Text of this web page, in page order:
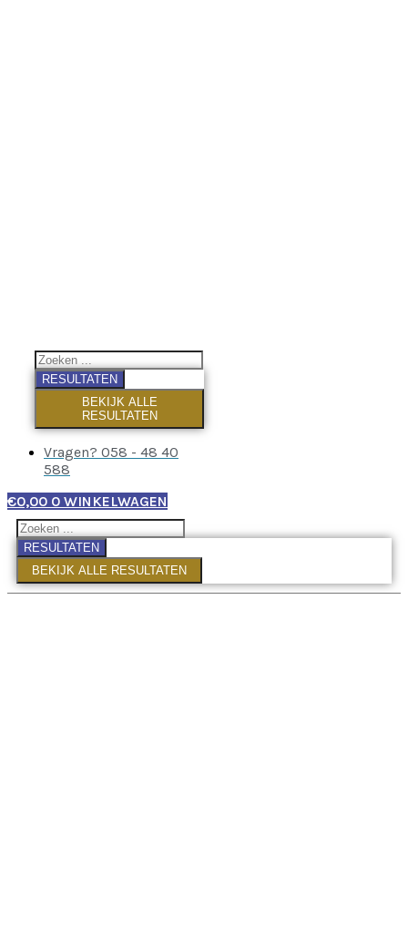
RESULTATEN
BEKIJK ALLE
RESULTATEN
Vragen? 058 - 48 40
588
€0,00 0 WINKELWAGEN
RESULTATEN
BEKIJK ALLE RESULTATEN